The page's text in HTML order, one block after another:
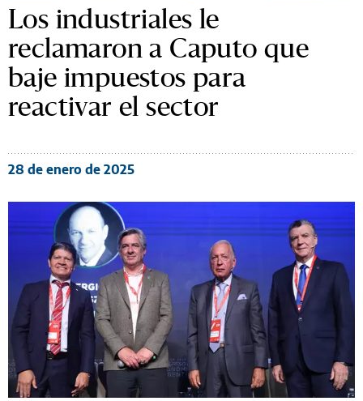
Los industriales le
reclamaron a Caputo que
baje impuestos para
reactivar el sector
28 de enero de 2025